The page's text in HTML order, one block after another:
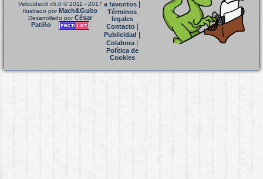
Velocidactil v5.0 © 2011 - 2017
Ilustrado porMach&Guito
Desarrollado porCésar
Patiño
a favoritos
Términos
legales
Contacto|
Publicidad
Colabora|
Política de
Cookies